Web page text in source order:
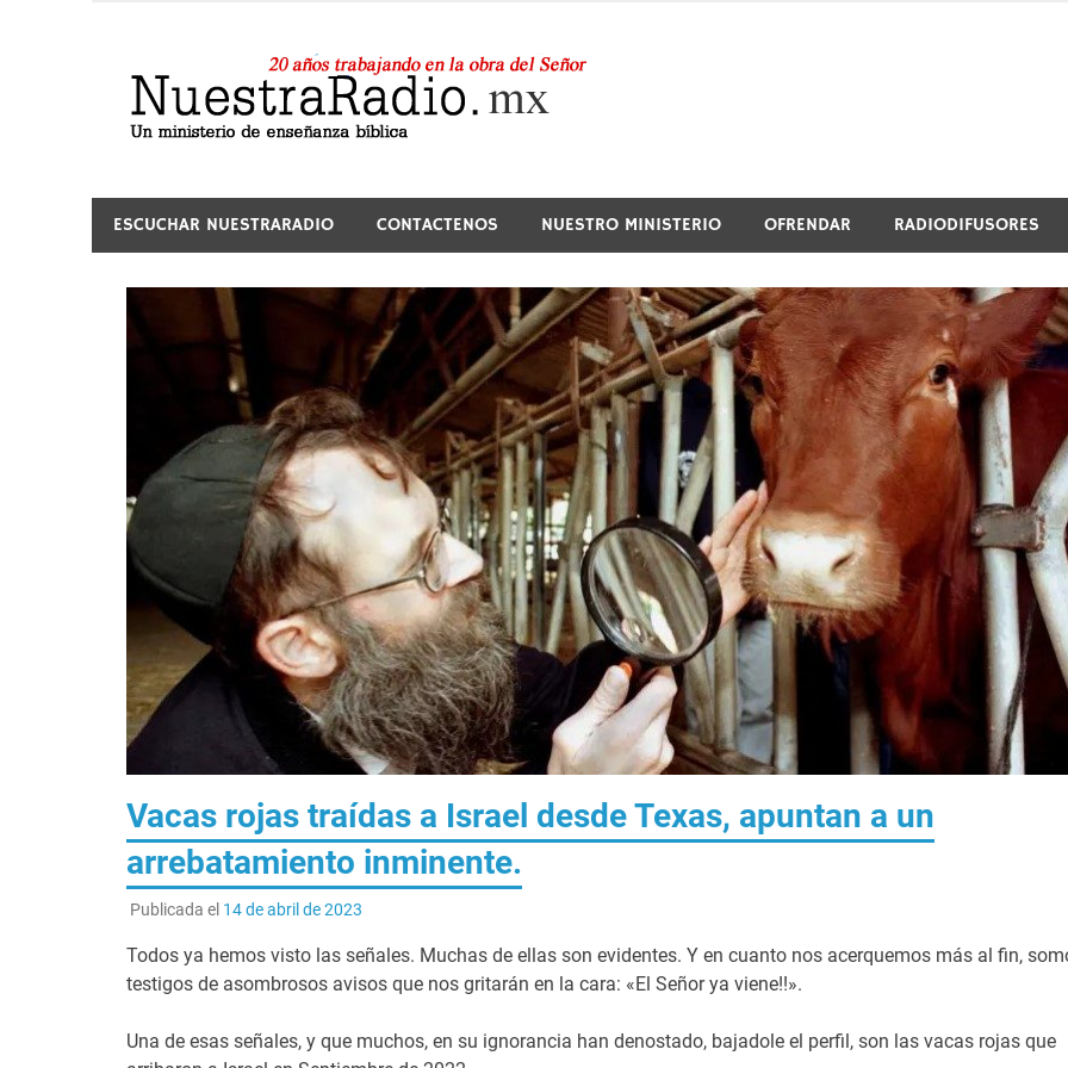
contenido
ESCUCHAR NUESTRARADIO CONTACTENOS NUESTRO MINISTERIO OFRENDAR RADIODIFUSORES
Vacas rojas traídas a Israel desde Texas, apuntan a un
arrebatamiento inminente.
Publicada el 14 de abril de 2023
Todos ya hemos visto las señales. Muchas de ellas son evidentes. Y en cuanto nos acerquemos más al fin,
testigos de asombrosos avisos que nos gritarán en la cara: «El Señor ya viene!!».
Una de esas señales, y que muchos, en su ignorancia han denostado, bajadole el perfil, son las vacas rojas que